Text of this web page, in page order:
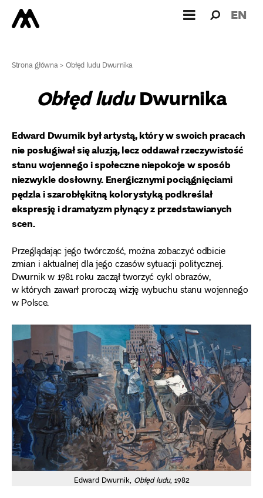
dla: EN
Strona główna>Obłęd ludu Dwurnika
Obłęd luduDwurnika
Edward Dwurnik był artystą, który w swoich pracach
nie posługiwał się aluzją, lecz oddawał rzeczywistość
stanu wojennego i społeczne niepokoje w sposób
niezwykle dosłowny. Energicznymi pociągnięciami
pędzla i szarobłękitną kolorystyką podkreślał
ekspresję i dramatyzm płynący z przedstawianych
scen.
Przeglądając jego twórczość, można zobaczyć odbicie
zmian i aktualnej dla jego czasów sytuacji politycznej.
Dwurnik w 1981 roku zaczął tworzyć cykl obrazów,
w których zawarł proroczą wizję wybuchu stanu wojennego
w Polsce.
Edward Dwurnik, Obłęd ludu, 1982